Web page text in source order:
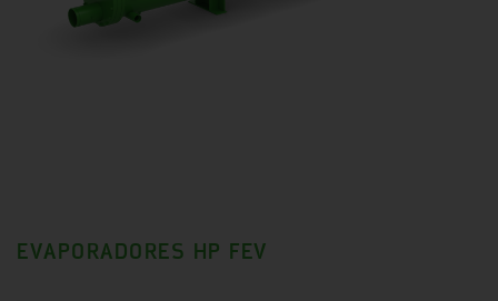
EVAPORADORES HP FEV